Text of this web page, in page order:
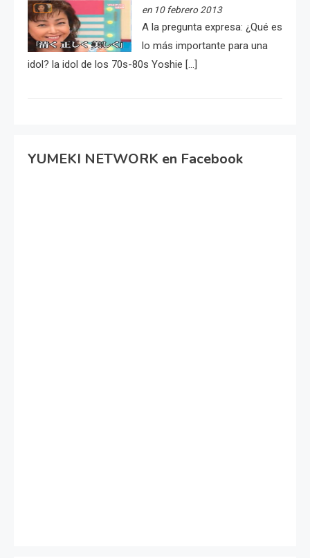
en 10 febrero 2013
A la pregunta expresa: ¿Qué es
lo más importante para una
idol? la idol de los 70s-80s Yoshie […]
YUMEKI NETWORK en Facebook